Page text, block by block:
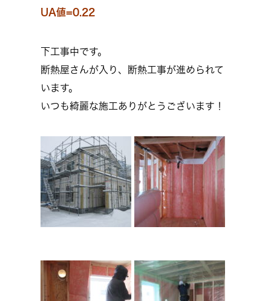
UA値=0.22
下工事中です。
断熱屋さんが入り、断熱工事が進められて
います。
いつも綺麗な施工ありがとうございます！